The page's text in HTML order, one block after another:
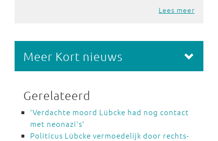
Lees meer
Meer Kort nieuws
Gerelateerd
'Verdachte moord Lübcke had nog contact
met neonazi's'
Politicus Lübcke vermoedelijk door rechts-